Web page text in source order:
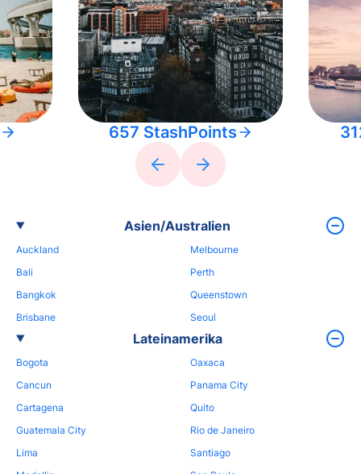
657 StashPoints
Asien/Australien
Auckland
Bali
Bangkok
Brisbane
Melbourne
Perth
Queenstown
Seoul
Lateinamerika
Bogota
Cancun
Cartagena
Guatemala City
Lima
Oaxaca
Panama City
Quito
Rio de Janeiro
Santiago